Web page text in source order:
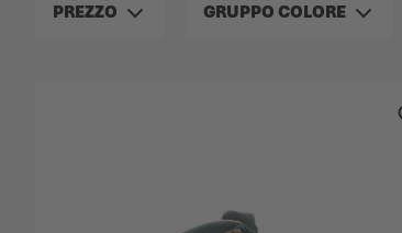
PREZZO GRUPPO COLORE